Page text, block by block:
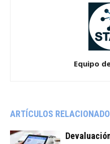
Equipo
ARTÍCULOS